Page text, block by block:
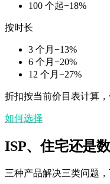
100 个起−18%
按时长
3 个月 −13%
6 个月 −20%
12 个月 −27%
折扣按当前价目表计算
如何选择
ISP、住宅还是
三种产品解决三类问题，